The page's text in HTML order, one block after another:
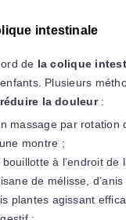
intestinale
de la colique
Plusieurs
réduire la douleur:
massage par rotation
montre ;
à l’endroit de
de mélisse,
plantes agissant